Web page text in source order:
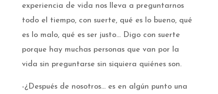
experiencia de vida nos lleva a preguntarnos
todo el tiempo, con suerte, qué es lo bueno, qué
es lo malo, qué es ser justo… Digo con suerte
porque hay muchas personas que van por la
vida sin preguntarse sin siquiera quiénes son.
-¿Después de nosotros… es en algún punto una